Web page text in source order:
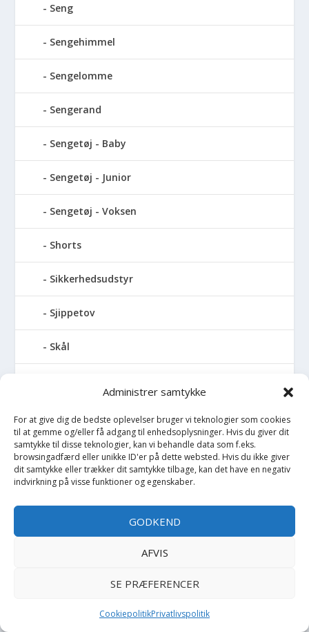
Administrer samtykke
For at give dig de bedste oplevelser bruger vi teknologier som cookies
til at gemme og/eller få adgang til enhedsoplysninger. Hvis du giver dit
samtykke til disse teknologier, kan vi behandle data som f.eks.
browsingadfærd eller unikke ID'er på dette websted. Hvis du ikke giver
dit samtykke eller trækker dit samtykke tilbage, kan det have en negativ
indvirkning på visse funktioner og egenskaber.
GODKEND
AFVIS
SE PRÆFERENCER
CookiepolitikPrivatlivspolitik
Seng
Sengehimmel
Sengelomme
Sengerand
Sengetøj - Baby
Sengetøj - Junior
Sengetøj - Voksen
Shorts
Sikkerhedsudstyr
Sjippetov
Skål
Skjorte
Skjorte K/Æ
Sko
Skuldertaske